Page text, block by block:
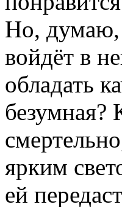
Но, думаю,
войдёт в
обладать
безумная?
ярким
ей